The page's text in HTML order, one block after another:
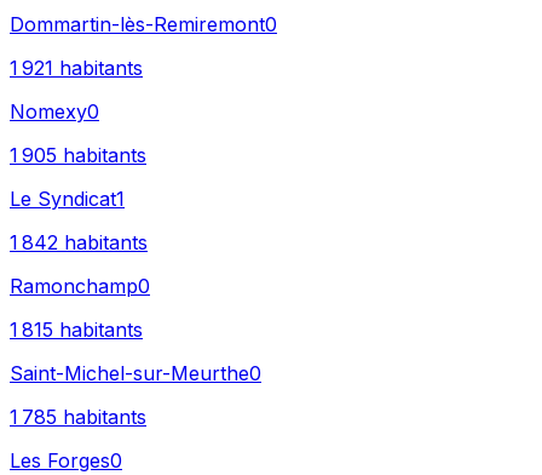
Dommartin-lès-Remiremont0
1 921 habitants
Nomexy0
1 905 habitants
Le Syndicat1
1 842 habitants
Ramonchamp0
1 815 habitants
Saint-Michel-sur-Meurthe0
1 785 habitants
Les Forges0